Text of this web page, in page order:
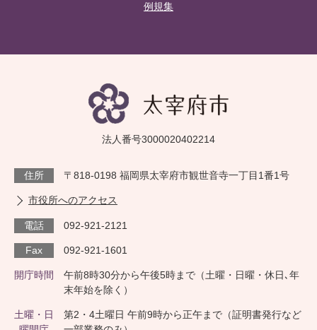
例規集
法人番号3000020402214
住所 〒818-0198 福岡県太宰府市観世音寺一丁目1番1号
市役所へのアクセス
電話 092-921-2121
Fax 092-921-1601
開庁時間
午前8時30分から午後5時まで（土曜・日曜・休日､年
末年始を除く）
土曜・日
第2・4土曜日 午前9時から正午まで（証明書発行など